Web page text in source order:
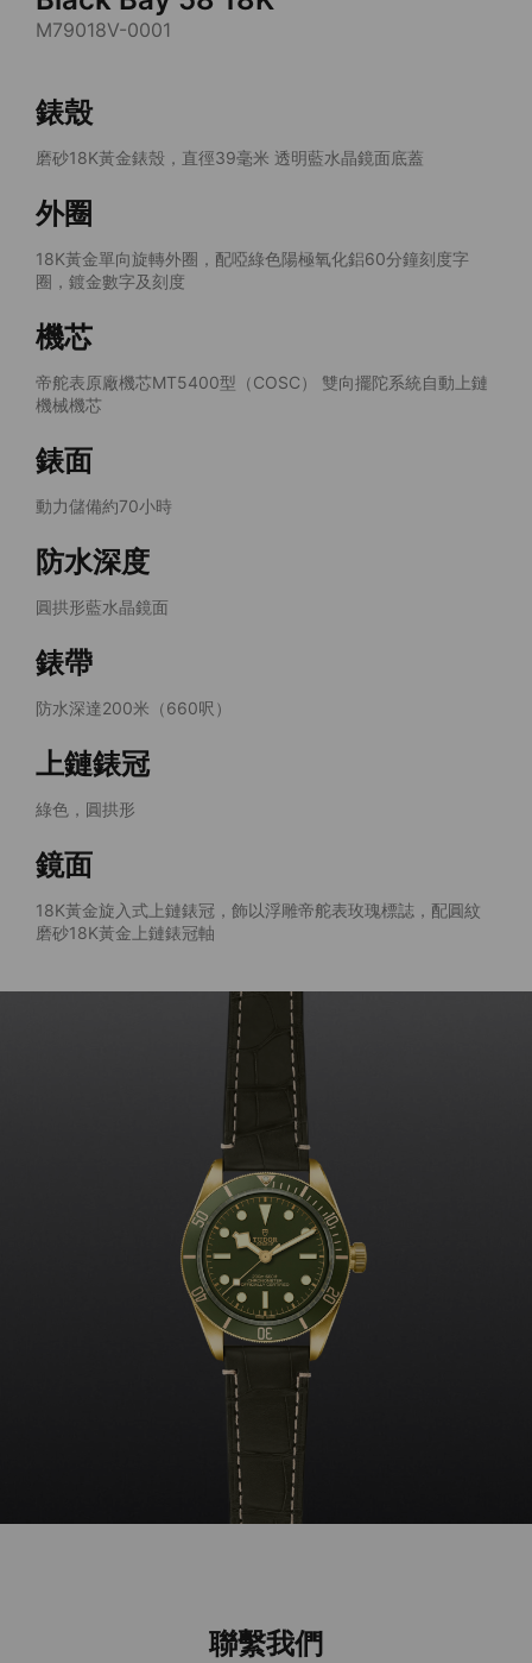
M79018V-0001
錶殼
磨砂18K黃金錶殼，直徑39毫米 透明藍水晶鏡面底蓋
外圈
18K黃金單向旋轉外圈，配啞綠色陽極氧化鋁60分鐘刻度字
圈，鍍金數字及刻度
機芯
帝舵表原廠機芯MT5400型（COSC） 雙向擺陀系統自動上鏈
機械機芯
錶面
動力儲備約70小時
防水深度
圓拱形藍水晶鏡面
錶帶
防水深達200米（660呎）
上鏈錶冠
綠色，圓拱形
鏡面
18K黃金旋入式上鏈錶冠，飾以浮雕帝舵表玫瑰標誌，配圓紋
磨砂18K黃金上鏈錶冠軸
聯繫我們